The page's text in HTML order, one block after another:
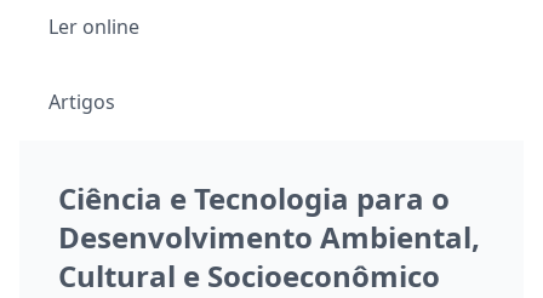
Quero externar meus sinceros agradecimentos aos
Ler online
Artigos
Ciência e Tecnologia para o
Desenvolvimento Ambiental,
Cultural e Socioeconômico